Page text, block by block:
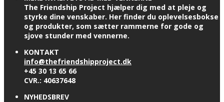
The Friendship Project hjælper dig med at pleje og
styrke dine venskaber. Her finder du oplevelsesbokse
og produkter, som sætter rammerne for gode og
sjove stunder med vennerne.
KONTAKT
info@thefriendshipproject.dk
+45 30 13 65 66
CVR.: 40637648
NYHEDSBREV